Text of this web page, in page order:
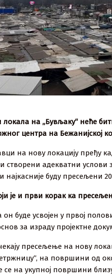
на „Бувљаку“ неће
центра на Бежанијској
на нову локацију пређу
створени адекватни услови
најкасније буду пресељени
је и први корак ка
он буде усвојен у првој
за израду пројектне
пресељење на нову
на површини од
се на укупној површини